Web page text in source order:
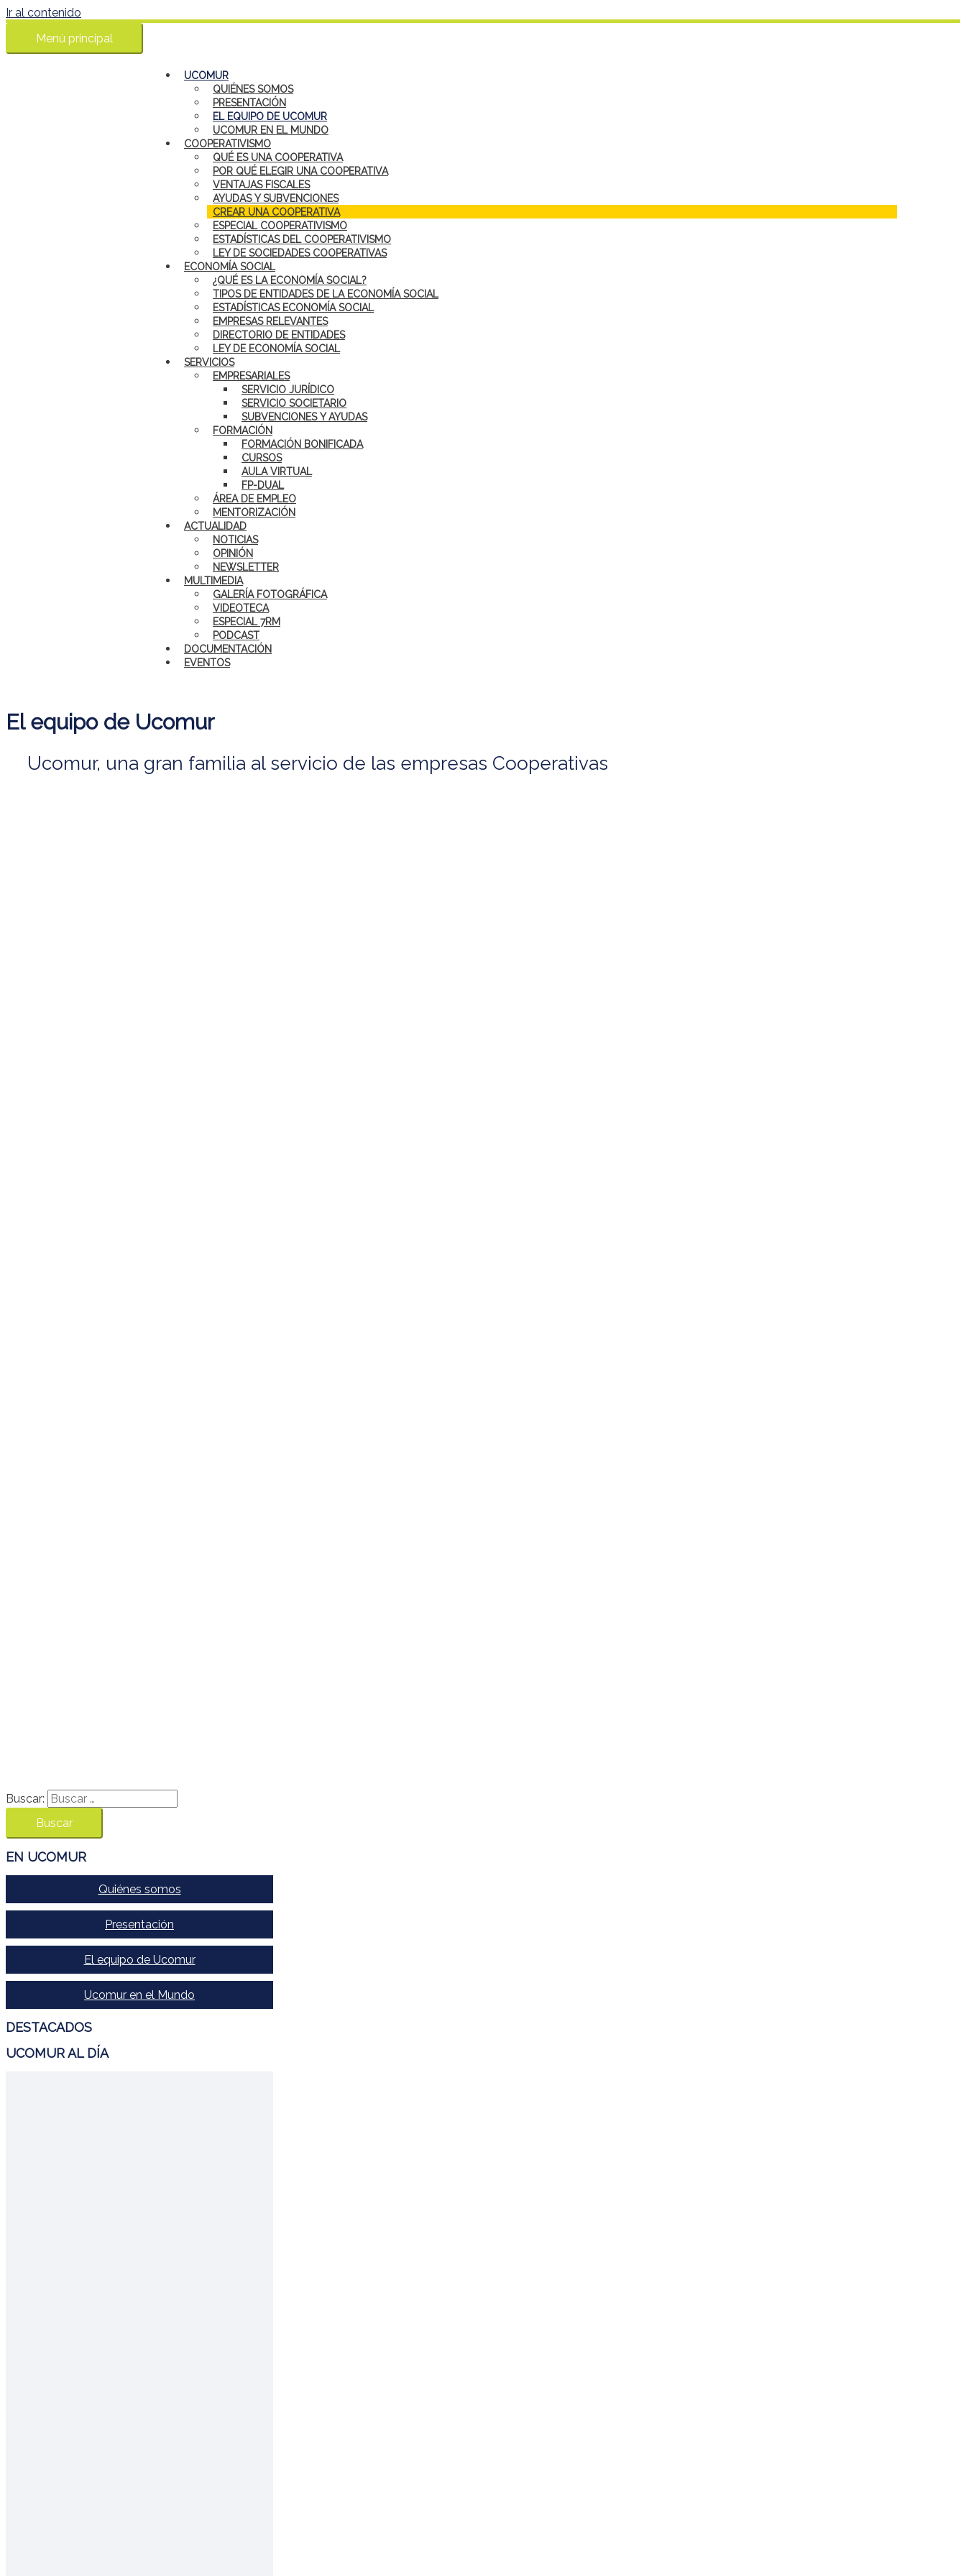
Ir al contenido
Menú principal
UCOMUR
QUIÉNES SOMOS
PRESENTACIÓN
EL EQUIPO DE UCOMUR
UCOMUR EN EL MUNDO
COOPERATIVISMO
QUÉ ES UNA COOPERATIVA
POR QUÉ ELEGIR UNA COOPERATIVA
VENTAJAS FISCALES
AYUDAS Y SUBVENCIONES
CREAR UNA COOPERATIVA
ESPECIAL COOPERATIVISMO
ESTADÍSTICAS DEL COOPERATIVISMO
LEY DE SOCIEDADES COOPERATIVAS
ECONOMÍA SOCIAL
¿QUÉ ES LA ECONOMÍA SOCIAL?
TIPOS DE ENTIDADES DE LA ECONOMÍA SOCIAL
ESTADÍSTICAS ECONOMÍA SOCIAL
EMPRESAS RELEVANTES
DIRECTORIO DE ENTIDADES
LEY DE ECONOMÍA SOCIAL
SERVICIOS
EMPRESARIALES
SERVICIO JURÍDICO
SERVICIO SOCIETARIO
SUBVENCIONES Y AYUDAS
FORMACIÓN
FORMACIÓN BONIFICADA
CURSOS
AULA VIRTUAL
FP-DUAL
ÁREA DE EMPLEO
MENTORIZACIÓN
ACTUALIDAD
NOTICIAS
OPINIÓN
NEWSLETTER
MULTIMEDIA
GALERÍA FOTOGRÁFICA
VIDEOTECA
ESPECIAL 7RM
PODCAST
DOCUMENTACIÓN
EVENTOS
El equipo de Ucomur
Ucomur, una gran familia al servicio de las empresas Cooperativas
Buscar:
EN UCOMUR
Quiénes somos
Presentación
El equipo de Ucomur
Ucomur en el Mundo
DESTACADOS
UCOMUR AL DÍA